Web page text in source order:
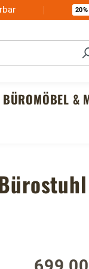
20%
BÜROMÖBEL &
Regulärer